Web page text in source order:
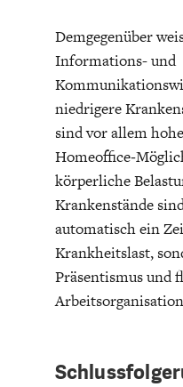
BGE-
Demgegenüber
Informations- und
niedrigere
sind vor allem
körperliche
Krankenstände
automatisch ein
Krankheitslast,
Präsentismus und